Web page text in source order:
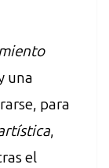
una
para
,
el